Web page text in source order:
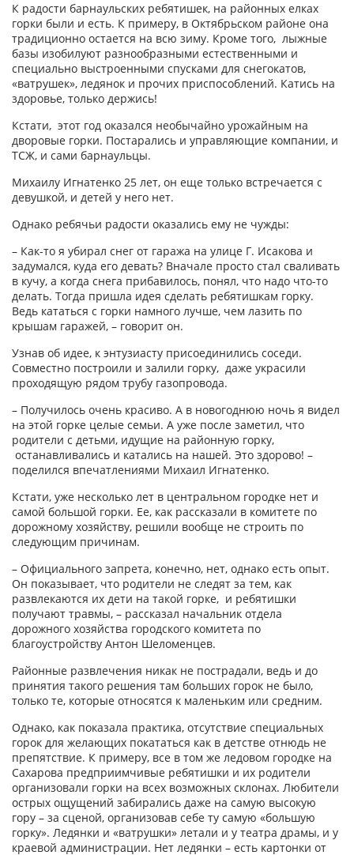
К радости барнаульских ребятишек, на районных елках
горки были и есть. К примеру, в Октябрьском районе она
традиционно остается на всю зиму. Кроме того, лыжные
базы изобилуют разнообразными естественными и
специально выстроенными спусками для снегокатов,
«ватрушек», ледянок и прочих приспособлений. Катись на
здоровье, только держись!
Кстати, этот год оказался необычайно урожайным на
дворовые горки. Постарались и управляющие компании, и
ТСЖ, и сами барнаульцы.
Михаилу Игнатенко 25 лет, он еще только встречается с
девушкой, и детей у него нет.
Однако ребячьи радости оказались ему не чужды:
– Как-то я убирал снег от гаража на улице Г. Исакова и
задумался, куда его девать? Вначале просто стал сваливать
в кучу, а когда снега прибавилось, понял, что надо что-то
делать. Тогда пришла идея сделать ребятишкам горку.
Ведь кататься с горки намного лучше, чем лазить по
крышам гаражей, – говорит он.
Узнав об идее, к энтузиасту присоединились соседи.
Совместно построили и залили горку, даже украсили
проходящую рядом трубу газопровода.
– Получилось очень красиво. А в новогоднюю ночь я видел
на этой горке целые семьи. А уже после заметил, что
родители с детьми, идущие на районную горку,
останавливались и катались на нашей. Это здорово! –
поделился впечатлениями Михаил Игнатенко.
Кстати, уже несколько лет в центральном городке нет и
самой большой горки. Ее, как рассказали в комитете по
дорожному хозяйству, решили вообще не строить по
следующим причинам.
– Официального запрета, конечно, нет, однако есть опыт.
Он показывает, что родители не следят за тем, как
развлекаются их дети на такой горке, и ребятишки
получают травмы, – рассказал начальник отдела
дорожного хозяйства городского комитета по
благоустройству Антон Шеломенцев.
Районные развлечения никак не пострадали, ведь и до
принятия такого решения там больших горок не было,
только те, которые относятся к маленьким или средним.
Однако, как показала практика, отсутствие специальных
горок для желающих покататься как в детстве отнюдь не
препятствие. К примеру, все в том же ледовом городке на
Сахарова предприимчивые ребятишки и их родители
организовали горки на всех возможных склонах. Любители
острых ощущений забирались даже на самую высокую
гору – за сценой, организовав себе ту самую «большую
горку». Ледянки и «ватрушки» летали и у театра драмы, и у
краевой администрации. Нет ледянки – есть картонки от